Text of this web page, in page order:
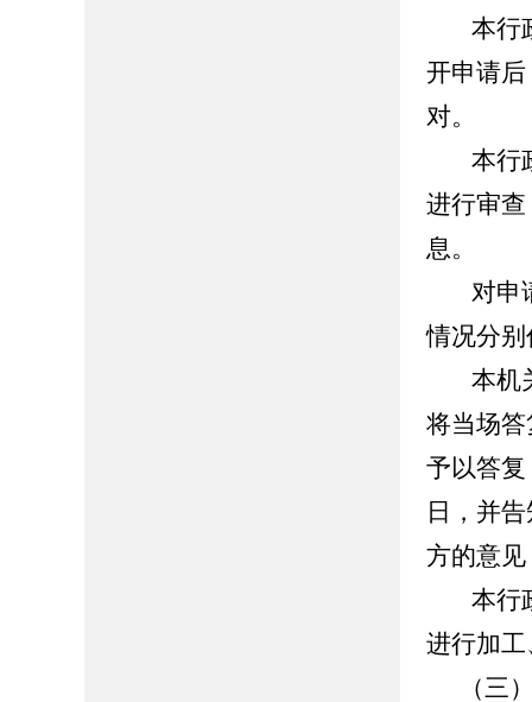
本行
开申请
对。
本行
进行审
息。
对申
情况分
本机
将当场
予以答
日，并
方的意
本行
进行加
（三